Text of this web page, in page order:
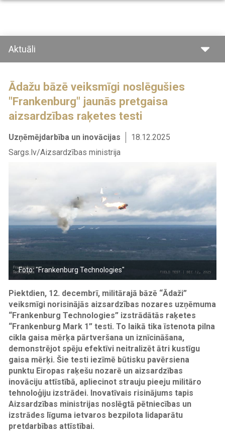
Pārlekt
saturu
Aktuāli
Ādažu bāzē veiksmīgi noslēgušies
"Frankenburg" jaunās pretgaisa
aizsardzības raķetes testi
Uzņēmējdarbība un inovācijas
18.12.2025
Sargs.lv/Aizsardzības ministrija
Foto: "Frankenburg Technologies"
Piektdien, 12. decembrī, militārajā bāzē “Ādaži”
veiksmīgi norisinājās aizsardzības nozares uzņēmuma
“Frankenburg Technologies” izstrādātās raķetes
“Frankenburg Mark 1” testi. To laikā tika īstenota pilna
cikla gaisa mērķa pārtveršana un iznīcināšana,
demonstrējot spēju efektīvi neitralizēt ātri kustīgu
gaisa mērķi. Šie testi iezīmē būtisku pavērsiena
punktu Eiropas raķešu nozarē un aizsardzības
inovāciju attīstībā, apliecinot strauju pieeju militāro
tehnoloģiju izstrādei. Inovatīvais risinājums tapis
Aizsardzības ministrijas noslēgtā pētniecības un
izstrādes līguma ietvaros bezpilota lidaparātu
pretdarbības attīstībai.